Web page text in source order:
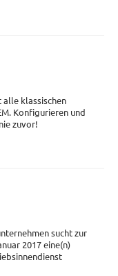
alle klassischen
Konfigurieren und
zuvor!
sucht zur
2017 eine(n)